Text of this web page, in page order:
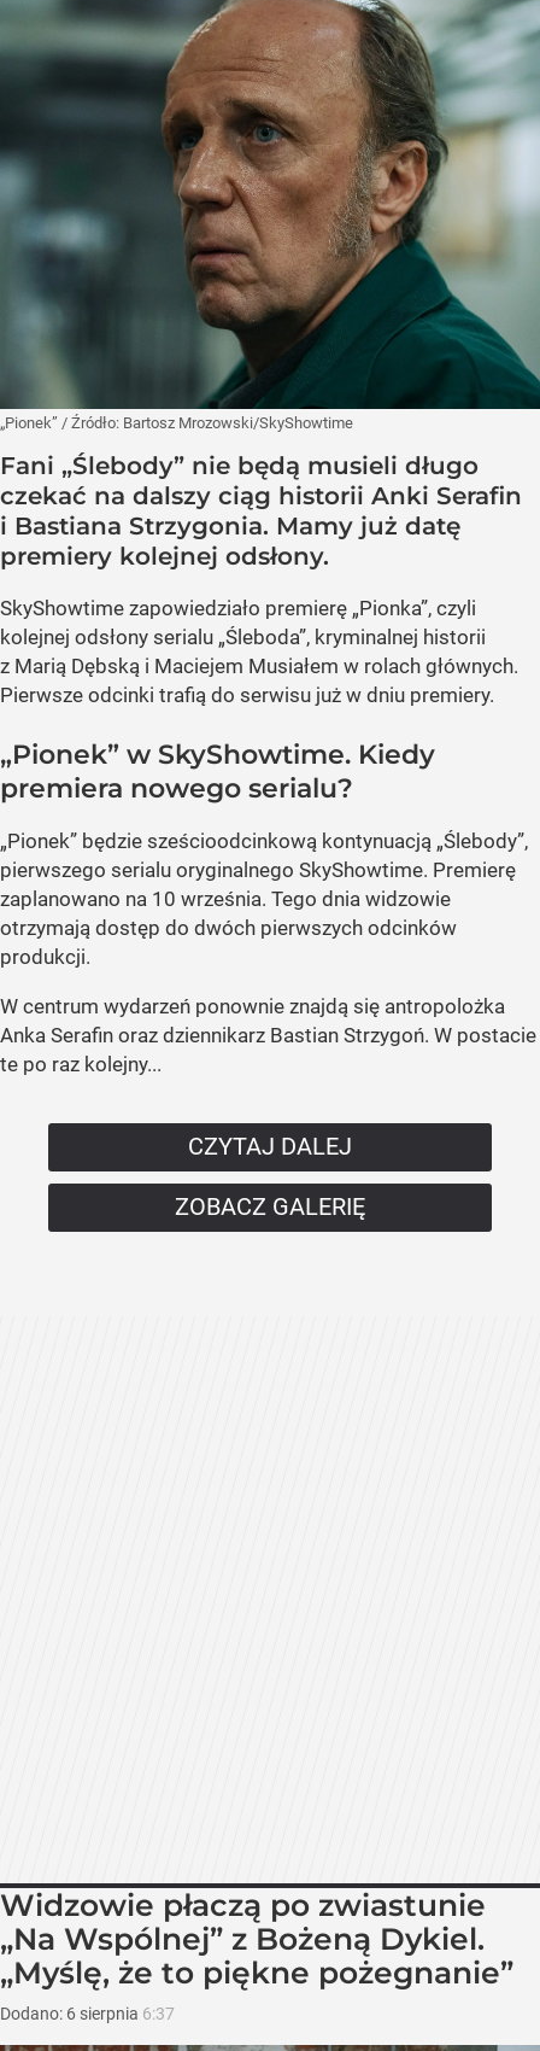
„Pionek” / Źródło: Bartosz Mrozowski/SkyShowtime
Fani „Ślebody” nie będą musieli długo
czekać na dalszy ciąg historii Anki Serafin
i Bastiana Strzygonia. Mamy już datę
premiery kolejnej odsłony.
SkyShowtime zapowiedziało premierę „Pionka”, czyli
kolejnej odsłony serialu „Śleboda”, kryminalnej historii
z Marią Dębską i Maciejem Musiałem w rolach głównych.
Pierwsze odcinki trafią do serwisu już w dniu premiery.
„Pionek” w SkyShowtime. Kiedy
premiera nowego serialu?
„Pionek” będzie sześcioodcinkową kontynuacją „Ślebody”,
pierwszego serialu oryginalnego SkyShowtime. Premierę
zaplanowano na 10 września. Tego dnia widzowie
otrzymają dostęp do dwóch pierwszych odcinków
produkcji.
W centrum wydarzeń ponownie znajdą się antropolożka
Anka Serafin oraz dziennikarz Bastian Strzygoń. W postacie
te po raz kolejny...
CZYTAJ DALEJ
ZOBACZ GALERIĘ
Widzowie płaczą po zwiastunie
„Na Wspólnej” z Bożeną Dykiel.
„Myślę, że to piękne pożegnanie”
Dodano: 6 sierpnia 6:37